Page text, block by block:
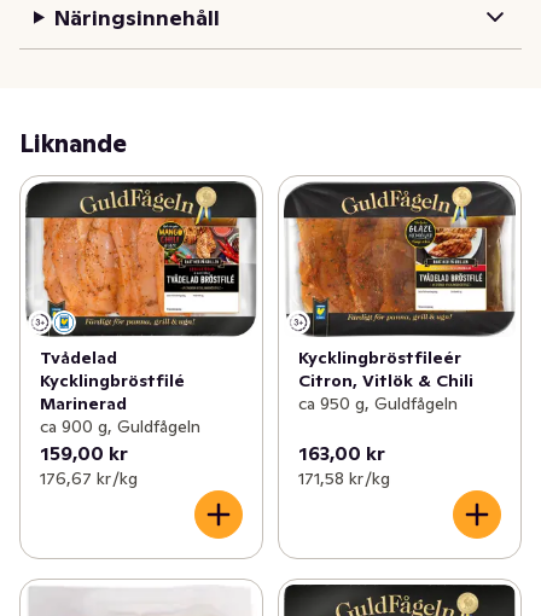
Näringsinnehåll
Liknande
Tvådelad
Kycklingbröstfilé
Marinerad
ca 900 g, Guldfågeln
159,00 kr
176,67 kr /kg
Kycklingbröstfileér
Citron, Vitlök & Chili
ca 950 g, Guldfågeln
163,00 kr
171,58 kr /kg